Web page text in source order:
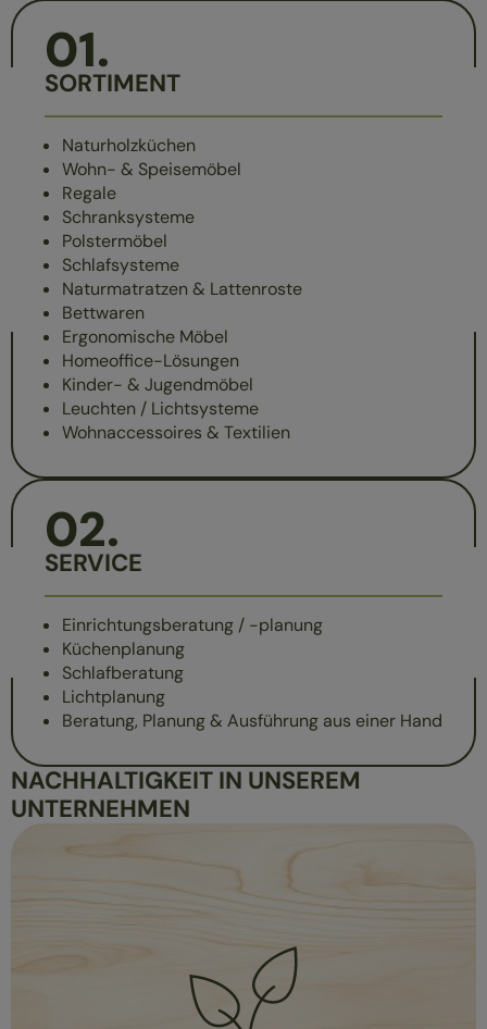
01.
SORTIMENT
Naturholzküchen
Wohn- & Speisemöbel
Regale
Schranksysteme
Polstermöbel
Schlafsysteme
Naturmatratzen & Lattenroste
Bettwaren
Ergonomische Möbel
Homeoffice-Lösungen
Kinder- & Jugendmöbel
Leuchten / Lichtsysteme
Wohnaccessoires & Textilien
02.
SERVICE
Einrichtungsberatung / -planung
Küchenplanung
Schlafberatung
Lichtplanung
Beratung, Planung & Ausführung aus einer Hand
NACHHALTIGKEIT IN UNSEREM
UNTERNEHMEN